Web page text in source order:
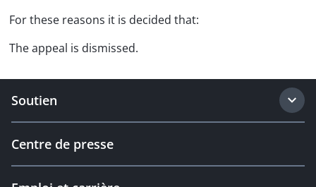
For these reasons it is decided that:
The appeal is dismissed.
Soutien
Centre de presse